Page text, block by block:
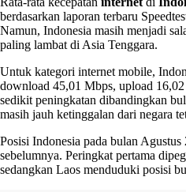
berdasarkan laporan terbaru
Namun, Indonesia masih menjadi
paling lambat di Asia Tenggara.
Untuk kategori internet mobile,
download 45,01 Mbps, upload
sedikit peningkatan dibandingkan
masih jauh ketinggalan dari negara
Posisi Indonesia pada bulan Agustus
sebelumnya. Peringkat pertama
sedangkan Laos menduduki posisi